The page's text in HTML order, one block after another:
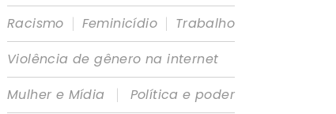
Racismo | Feminicídio | Trabalho
Violência de gênero na internet
Mulher e Mídia
|
Política e poder